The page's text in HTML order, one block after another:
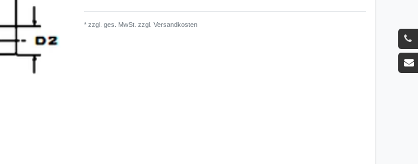
* zzgl. ges. MwSt. zzgl. Versandkosten